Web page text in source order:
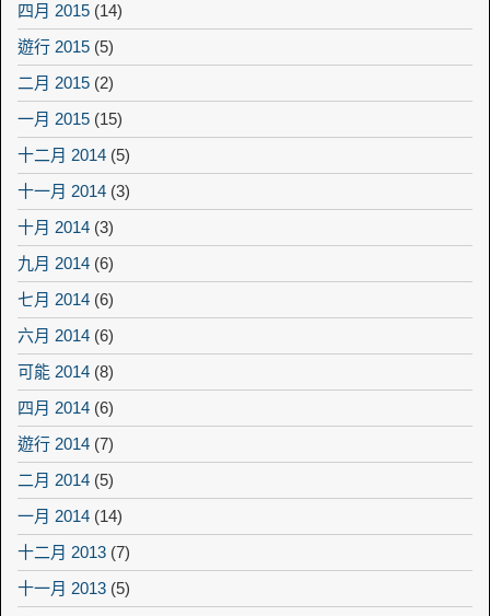
四月 2015 (14)
遊行 2015 (5)
二月 2015 (2)
一月 2015 (15)
十二月 2014 (5)
十一月 2014 (3)
十月 2014 (3)
九月 2014 (6)
七月 2014 (6)
六月 2014 (6)
可能 2014 (8)
四月 2014 (6)
遊行 2014 (7)
二月 2014 (5)
一月 2014 (14)
十二月 2013 (7)
十一月 2013 (5)